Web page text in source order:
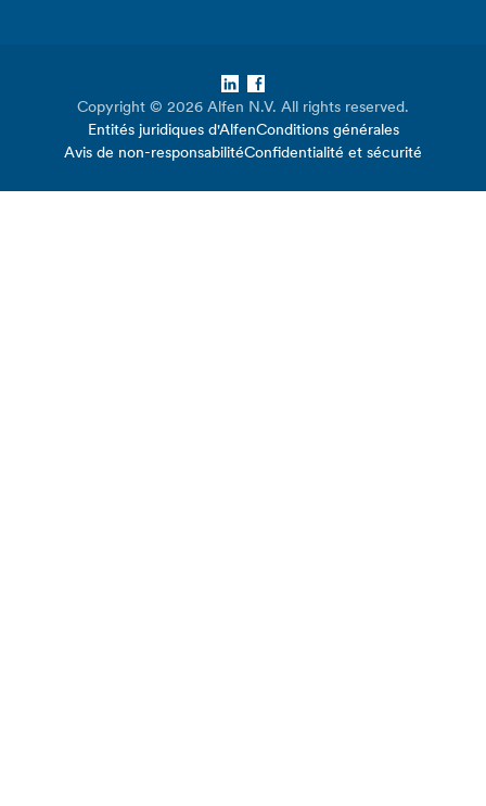
Copyright © 2026 Alfen N.V. All rights reserved.
Entités juridiques d'AlfenConditions générales
Avis de non-responsabilitéConfidentialité et sécurité
LinkedIn